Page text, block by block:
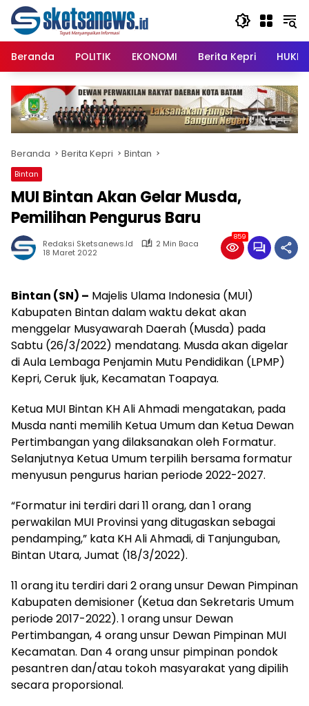
content
Langsung
konten
Beranda
POLITIK EKONOMI Berita Kepri
Beranda Berita Kepri Bintan
Bintan
MUI Bintan Akan Gelar Musda,
Pemilihan Pengurus Baru
Redaksi Sketsanews.id
2 Min Baca
18 Maret 2022
859
Bintan (SN) – Majelis Ulama Indonesia (MUI)
Kabupaten Bintan dalam waktu dekat akan
menggelar Musyawarah Daerah (Musda) pada
Sabtu (26/3/2022) mendatang. Musda akan digelar
di Aula Lembaga Penjamin Mutu Pendidikan (LPMP)
Kepri, Ceruk Ijuk, Kecamatan Toapaya.
Ketua MUI Bintan KH Ali Ahmadi mengatakan, pada
Musda nanti memilih Ketua Umum dan Ketua Dewan
Pertimbangan yang dilaksanakan oleh Formatur.
Selanjutnya Ketua Umum terpilih bersama formatur
menyusun pengurus harian periode 2022-2027.
“Formatur ini terdiri dari 11 orang, dan 1 orang
perwakilan MUI Provinsi yang ditugaskan sebagai
pendamping,” kata KH Ali Ahmadi, di Tanjunguban,
Bintan Utara, Jumat (18/3/2022).
11 orang itu terdiri dari 2 orang unsur Dewan Pimpinan
Kabupaten demisioner (Ketua dan Sekretaris Umum
periode 2017-2022). 1 orang unsur Dewan
Pertimbangan, 4 orang unsur Dewan Pimpinan MUI
Kecamatan. Dan 4 orang unsur pimpinan pondok
pesantren dan/atau tokoh masyarakat yang dipilih
secara proporsional.